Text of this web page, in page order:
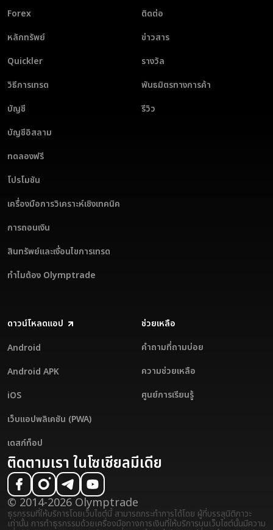
Forex
หลักทรัพย์
Quickler
วิธีการเทรด
บัญชี
บัญชีอิสลาม
ทดลองฟรี
โปรโมชัน
เครื่องมือการวิเคราะห์เชิงเทคนิค
การถอนเงิน
สินทรัพย์และเงื่อนไขการเทรด
ทำไมต้อง Olymptrade
ติดต่อ
ข่าวสาร
รางวัล
พันธมิตรทางการค้า
รีวิว
ดาวน์โหลดแอป
Android
Android APK
iOS
เว็บแอปพลิเคชัน (PWA)
เดสก์ท็อป
ช่วยเหลือ
คำถามที่ถามบ่อย
ความช่วยเหลือ
ศูนย์การเรียนรู้
ติดตามเรา ในโซเชียลมีเดีย
© 2014-2026 Olymptrade
ธุรกรรมที่ให้บริการโดยเว็บไซต์นี้ สามารถกระทำการได้โดย ผู้ที่บรรลุนิติภาวะ
เท่านั้น การทำธุรกรรมด้วยเครื่องมือทางการเงินที่ให้บริการบนเว็บไซต์นั้นมีความ